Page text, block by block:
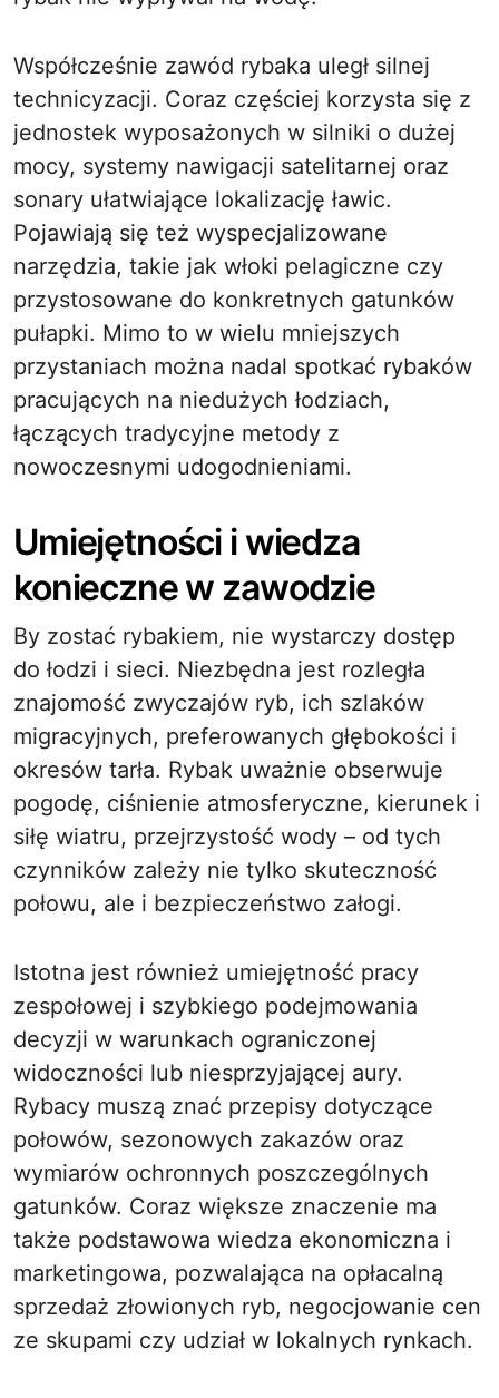
Współcześnie zawód rybaka uległ silnej
technicyzacji. Coraz częściej korzysta się z
jednostek wyposażonych w silniki o dużej
mocy, systemy nawigacji satelitarnej oraz
sonary ułatwiające lokalizację ławic.
Pojawiają się też wyspecjalizowane
narzędzia, takie jak włoki pelagiczne czy
przystosowane do konkretnych gatunków
pułapki. Mimo to w wielu mniejszych
przystaniach można nadal spotkać rybaków
pracujących na niedużych łodziach,
łączących tradycyjne metody z
nowoczesnymi udogodnieniami.
Umiejętności i wiedza
konieczne w zawodzie
By zostać rybakiem, nie wystarczy dostęp
do łodzi i sieci. Niezbędna jest rozległa
znajomość zwyczajów ryb, ich szlaków
migracyjnych, preferowanych głębokości i
okresów tarła. Rybak uważnie obserwuje
pogodę, ciśnienie atmosferyczne, kierunek i
siłę wiatru, przejrzystość wody – od tych
czynników zależy nie tylko skuteczność
połowu, ale i bezpieczeństwo załogi.
Istotna jest również umiejętność pracy
zespołowej i szybkiego podejmowania
decyzji w warunkach ograniczonej
widoczności lub niesprzyjającej aury.
Rybacy muszą znać przepisy dotyczące
połowów, sezonowych zakazów oraz
wymiarów ochronnych poszczególnych
gatunków. Coraz większe znaczenie ma
także podstawowa wiedza ekonomiczna i
marketingowa, pozwalająca na opłacalną
sprzedaż złowionych ryb, negocjowanie cen
ze skupami czy udział w lokalnych rynkach.